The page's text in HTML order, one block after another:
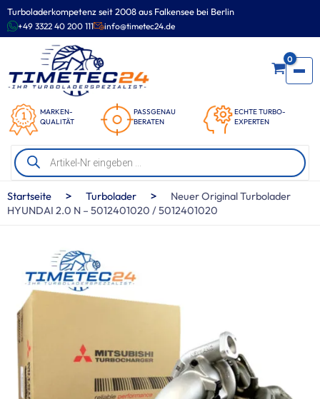
Turboladerkompetenz seit 2008 aus Falkensee bei Berlin
+49 3322 40 200 111 info@timetec24.de
MARKEN-
QUALITÄT
PASSGENAU
BERATEN
ECHTE TURBO-
EXPERTEN
0
Products
search
Zum
Inhalt
springen
Startseite > Turbolader >
Neuer Original Turbolader
HYUNDAI 2.0 N – 5012401020 / 5012401020